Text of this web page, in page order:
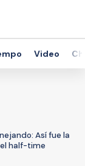
Video
Así fue la
half-time